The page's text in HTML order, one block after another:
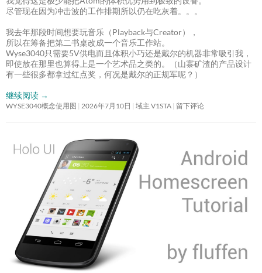
尽管现在因为冲击波的工作排期所以仍在吃灰着。。。
我去年那段时间想要玩音乐（Playback与Creator），
所以在筹备把第二书桌改成一个音乐工作站。
Wyse3040只需要5V供电而且体积小巧还是戴尔的机器非常吸引我，
即使放在那里也算得上是一个艺术品之类的。（山寨矿渣的产品设计
有一些很多都拿过红点奖，何况是戴尔的正规军呢？）
继续阅读 →
WYSE3040概念使用图 2026年7月10日 域主 V1STA 留下评论